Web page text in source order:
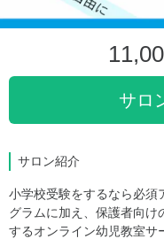
サロ
サロン紹介
小学校受験をするなら必須
グラムに加え、保護者向け
するオンライン幼児教室サ